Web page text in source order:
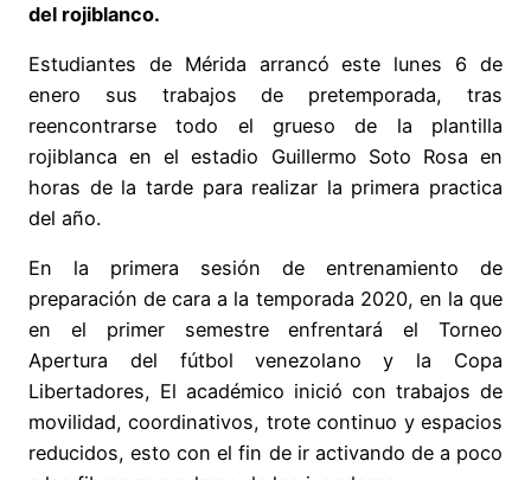
del rojiblanco.
Estudiantes de Mérida arrancó este lunes 6 de
enero sus trabajos de pretemporada, tras
reencontrarse todo el grueso de la plantilla
rojiblanca en el estadio Guillermo Soto Rosa en
horas de la tarde para realizar la primera practica
del año.
En la primera sesión de entrenamiento de
preparación de cara a la temporada 2020, en la que
en el primer semestre enfrentará el Torneo
Apertura del fútbol venezolano y la Copa
Libertadores, El académico inició con trabajos de
movilidad, coordinativos, trote continuo y espacios
reducidos, esto con el fin de ir activando de a poco